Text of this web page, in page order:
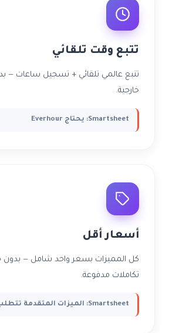
تتبع وقت تلقائي
تتبع عالمي تلقائي + تسجيل ساعات —
خارجية.
Smartsheet: يحتاج Everhour
أسعار أقل
كل المميزات بسعر واحد شامل — بدون
تكاملات مدفوعة.
Smartsheet: الميزات المتقدمة تتطلب خطط أعلى